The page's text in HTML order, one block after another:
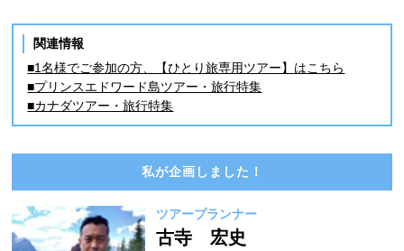
関連情報
■1名様でご参加の方、【ひとり旅専用ツアー】はこちら
■プリンスエドワード島ツアー・旅行特集
■カナダツアー・旅行特集
私が企画しました！
ツアープランナー
古寺 宏史